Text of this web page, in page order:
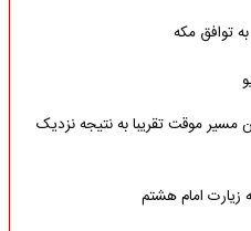
توافق مکه
مسیر موقت تقریبا به نتیجه نزدیک
زیارت امام هشتم